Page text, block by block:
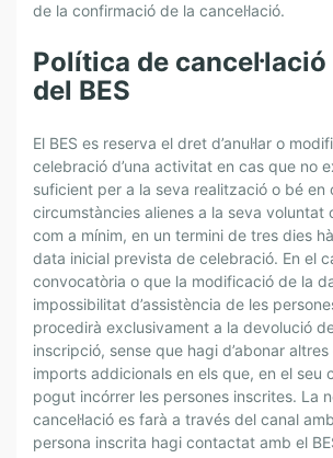
de la confirmació de la cancel·lació.
Política de
del BES
El BES es reserva el dret d’anul·lar o
celebració d’una activitat en cas que no
suficient per a la seva realització o bé en
circumstàncies alienes a la seva voluntat
com a mínim, en un termini de tres dies
data inicial prevista de celebració. En el
convocatòria o que la modificació de la
impossibilitat d’assistència de les
procedirà exclusivament a la devolució
inscripció, sense que hagi d’abonar
imports addicionals en els que, en el seu
pogut incórrer les persones inscrites. La
cancel·lació es farà a través del canal
persona inscrita hagi contactat amb el